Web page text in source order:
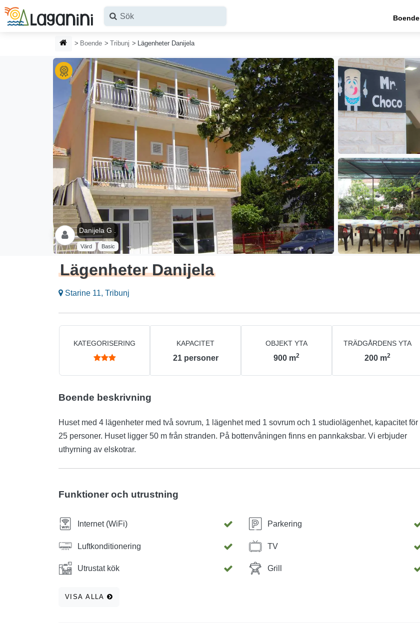
Hoppa till huvudinnehållet
Boende
HEMSIDA
Boende Tribunj Lägenheter Danijela
Danijela G .
Värd Basic
Lägenheter Danijela
Starine 11, Tribunj
KATEGORISERING KAPACITET
21 personer
OBJEKT YTA
900 m2
TRÄDGÅRDENS YTA
200 m2
Boende beskrivning
Huset med 4 lägenheter med två sovrum, 1 lägenhet med 1 sovrum och 1 studiolägenhet, kapacitet för
25 personer. Huset ligger 50 m från stranden. På bottenvåningen finns en pannkaksbar. Vi erbjuder
uthyrning av elskotrar.
Funktioner och utrustning
Internet (WiFi) Parkering
Luftkonditionering TV
Utrustat kök Grill
VISA ALLA